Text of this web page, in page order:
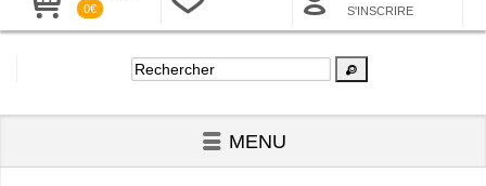
0€
S'INSCRIRE
MENU